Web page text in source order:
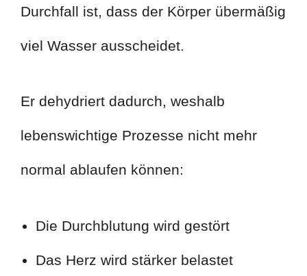
Durchfall ist, dass der Körper übermäßig
viel Wasser ausscheidet.
Er dehydriert dadurch, weshalb
lebenswichtige Prozesse nicht mehr
normal ablaufen können:
Die Durchblutung wird gestört
Das Herz wird stärker belastet